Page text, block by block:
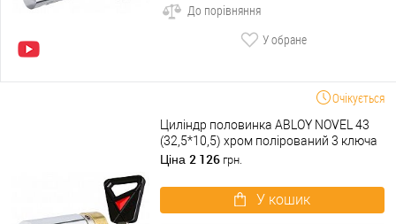
До порівняння
У обране
Очікується
Циліндр половинка ABLOY NOVEL 43
(32,5*10,5) хром полірований 3 ключа
Ціна 2 126 грн.
У кошик